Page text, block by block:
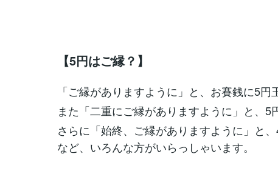
【5円はご縁？】
「ご縁がありますように」と、お賽銭に5円
また「二重にご縁がありますように」と、5
さらに「始終、ご縁がありますように」と
など、いろんな方がいらっしゃいます。